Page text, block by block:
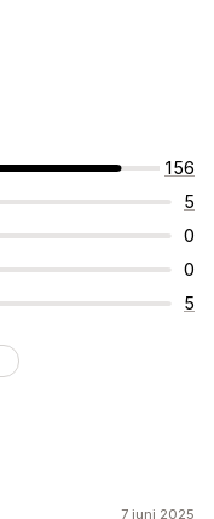
156
5
0
0
5
7 juni 2025